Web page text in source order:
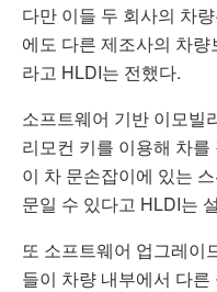
다만 이들 두 회사의 차
에도 다른 제조사의 차
라고 HLDI는 전했다.
소프트웨어 기반 이모빌
리모컨 키를 이용해 차
이 차 문손잡이에 있는
문일 수 있다고 HLDI는
또 소프트웨어 업그레이
들이 차량 내부에서 다